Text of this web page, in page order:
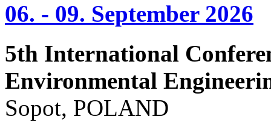
06. - 09. September 2026
5th International
Environmental
Sopot, POLAND